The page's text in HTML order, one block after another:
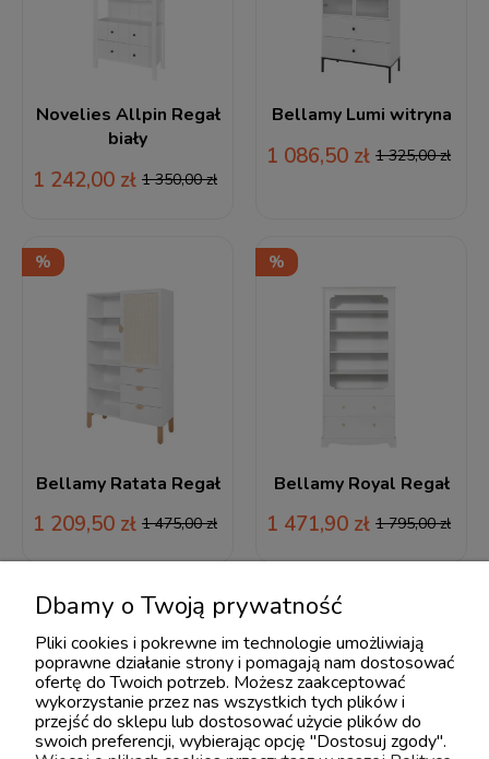
Novelies Allpin Regał
biały
1 242,00 zł 1 350,00 zł
Bellamy Lumi witryna
1 086,50 zł 1 325,00 zł
Bellamy Ratata Regał
1 209,50 zł 1 475,00 zł
Bellamy Royal Regał
1 471,90 zł 1 795,00 zł
Dbamy o Twoją prywatność
Pliki cookies i pokrewne im technologie umożliwiają
poprawne działanie strony i pomagają nam dostosować
ofertę do Twoich potrzeb. Możesz zaakceptować
wykorzystanie przez nas wszystkich tych plików i
przejść do sklepu lub dostosować użycie plików do
swoich preferencji, wybierając opcję "Dostosuj zgody".